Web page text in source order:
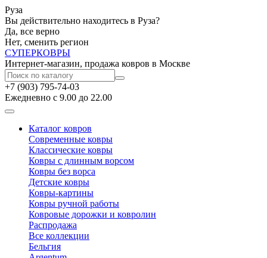
Руза
Вы действительно находитесь в Руза?
Да, все верно
Нет, сменить регион
СУПЕРКОВРЫ
Интернет-магазин, продажа ковров в Москве
+7 (903) 795-74-03
Ежедневно с 9.00 до 22.00
Каталог ковров
Современные ковры
Классические ковры
Ковры с длинным ворсом
Ковры без ворса
Детские ковры
Ковры-картины
Ковры ручной работы
Ковровые дорожки и ковролин
Распродажа
Все коллекции
Бельгия